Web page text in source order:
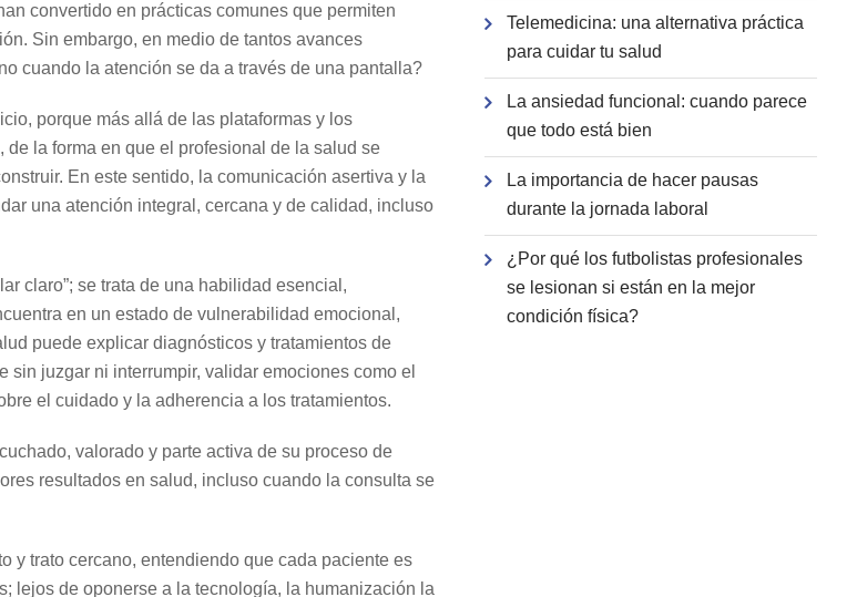
convertido en prácticas comunes que permiten
Sin embargo, en medio de tantos avances
cuando la atención se da a través de una pantalla?
porque más allá de las plataformas y los
la forma en que el profesional de la salud se
En este sentido, la comunicación asertiva y la
una atención integral, cercana y de calidad, incluso
claro”; se trata de una habilidad esencial,
en un estado de vulnerabilidad emocional,
puede explicar diagnósticos y tratamientos de
juzgar ni interrumpir, validar emociones como el
el cuidado y la adherencia a los tratamientos.
valorado y parte activa de su proceso de
resultados en salud, incluso cuando la consulta se
y trato cercano, entendiendo que cada paciente es
lejos de oponerse a la tecnología, la humanización la
Telemedicina: una alternativa práctica
para cuidar tu salud
La ansiedad funcional: cuando parece
que todo está bien
La importancia de hacer pausas
durante la jornada laboral
¿Por qué los futbolistas profesionales
se lesionan si están en la mejor
condición física?